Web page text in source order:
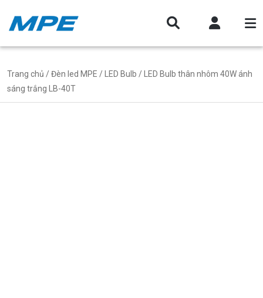
Trang chủ /Đèn led MPE / LED Bulb / LED Bulb thân nhôm 40W ánh
sáng trắng LB-40T